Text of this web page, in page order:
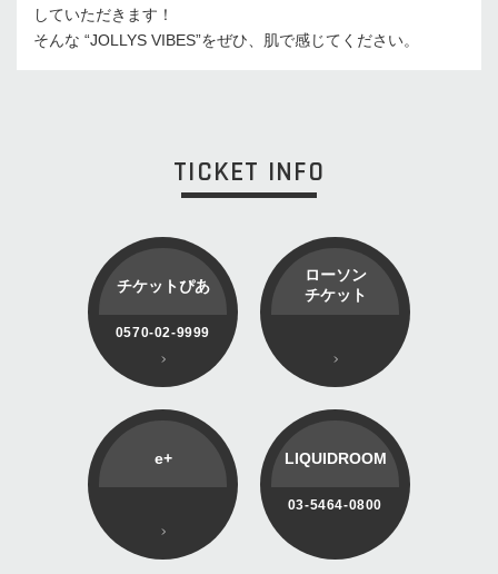
していただきます！
そんな “JOLLYS VIBES”をぜひ、肌で感じてください。
TICKET INFO
チケットぴあ
0570-02-9999
ローソン
チケット
e+ LIQUIDROOM
03-5464-0800